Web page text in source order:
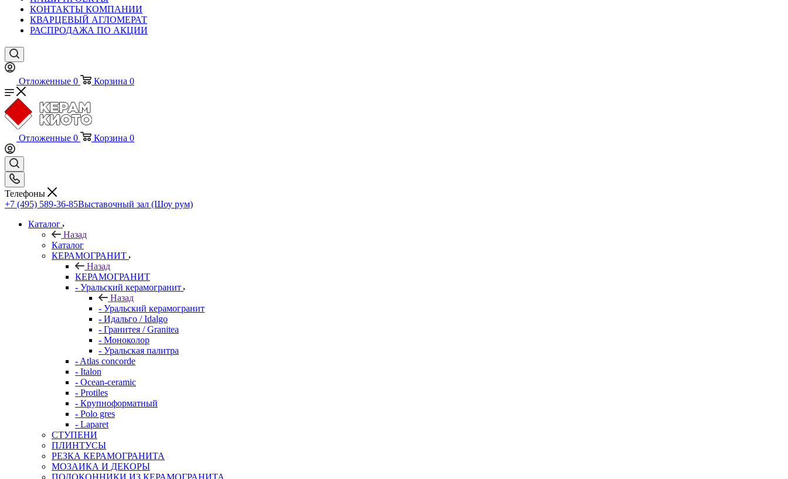
КОНТАКТЫ КОМПАНИИ
КВАРЦЕВЫЙ АГЛОМЕРАТ
РАСПРОДАЖА ПО АКЦИИ
Отложенные 0 Корзина 0
Отложенные 0 Корзина 0
Телефоны
+7 (495) 589-36-85Выставочный зал (Шоу рум)
Каталог
Назад
Каталог
КЕРАМОГРАНИТ
Назад
КЕРАМОГРАНИТ
- Уральский керамогранит
Назад
- Уральский керамогранит
- Идальго / Idalgo
- Гранитея / Granitea
- Моноколор
- Уральская палитра
- Atlas concorde
- Italon
- Ocean-ceramic
- Protiles
- Крупноформатный
- Polo gres
- Laparet
СТУПЕНИ
ПЛИНТУСЫ
РЕЗКА КЕРАМОГРАНИТА
МОЗАИКА И ДЕКОРЫ
ПОДОКОННИКИ ИЗ КЕРАМОГРАНИТА